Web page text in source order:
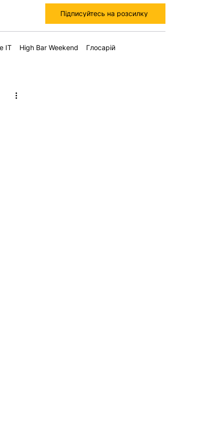
Підписуйтесь на розсилку
IT High Bar Weekend Глосарій